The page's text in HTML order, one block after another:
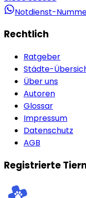
Notdienst-
Rechtlich
Ratgeber
Städte-
Über uns
Autoren
Glossar
Impressum
Datenschutz
AGB
Registrierte